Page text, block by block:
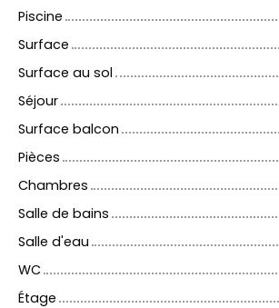
Piscine
Surface
Surface au sol
Séjour
Surface balcon
Pièces
Chambres
Salle de bains
Salle d'eau
WC
Étage